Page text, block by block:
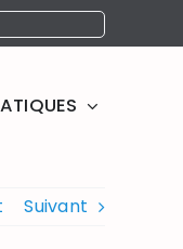
Suivant